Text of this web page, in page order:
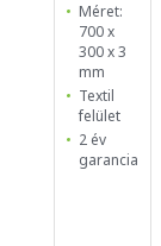
Méret:
700 x
300 x 3
mm
Textil
felület
2 év
garancia